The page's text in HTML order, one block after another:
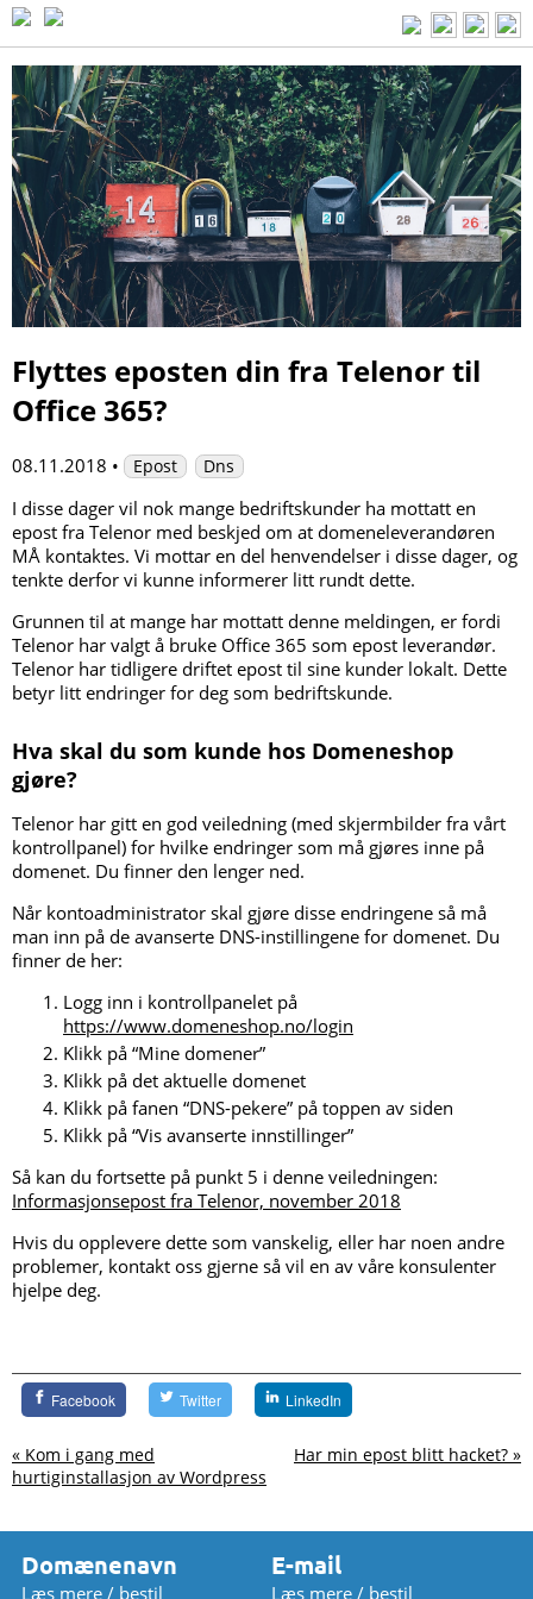
Flyttes eposten din fra Telenor til
Office 365?
08.11.2018 • Epost Dns
I disse dager vil nok mange bedriftskunder ha mottatt en
epost fra Telenor med beskjed om at domeneleverandøren
MÅ kontaktes. Vi mottar en del henvendelser i disse dager, og
tenkte derfor vi kunne informerer litt rundt dette.
Grunnen til at mange har mottatt denne meldingen, er fordi
Telenor har valgt å bruke Office 365 som epost leverandør.
Telenor har tidligere driftet epost til sine kunder lokalt. Dette
betyr litt endringer for deg som bedriftskunde.
Hva skal du som kunde hos Domeneshop
gjøre?
Telenor har gitt en god veiledning (med skjermbilder fra vårt
kontrollpanel) for hvilke endringer som må gjøres inne på
domenet. Du finner den lenger ned.
Når kontoadministrator skal gjøre disse endringene så må
man inn på de avanserte DNS-instillingene for domenet. Du
finner de her:
Logg inn i kontrollpanelet på
https://www.domeneshop.no/login
Klikk på “Mine domener”
Klikk på det aktuelle domenet
Klikk på fanen “DNS-pekere” på toppen av siden
Klikk på “Vis avanserte innstillinger”
Så kan du fortsette på punkt 5 i denne veiledningen:
Informasjonsepost fra Telenor, november 2018
Hvis du opplevere dette som vanskelig, eller har noen andre
problemer, kontakt oss gjerne så vil en av våre konsulenter
hjelpe deg.
Facebook Twitter LinkedIn
« Kom i gang med
hurtiginstallasjon av Wordpress
Har min epost blitt hacket? »
Domænenavn
Læs mere / bestil
E-mail
Læs mere / bestil